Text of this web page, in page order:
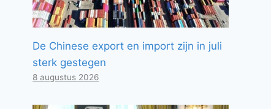
De Chinese export en import zijn in juli
sterk gestegen
8 augustus 2026